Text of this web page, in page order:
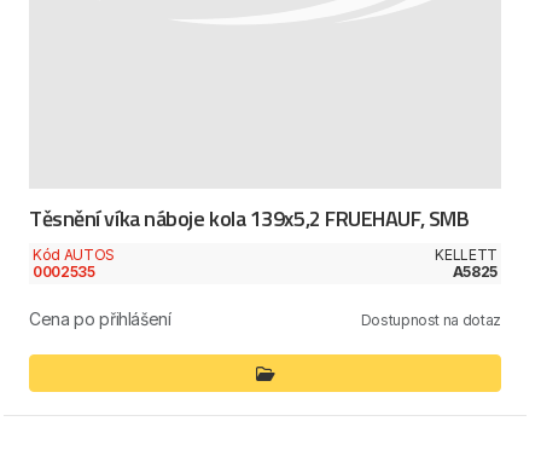
Těsnění víka náboje kola 139x5,2 FRUEHAUF, SMB
Kód AUTOS
0002535
KELLETT
A5825
Cena po přihlášení Dostupnost na dotaz